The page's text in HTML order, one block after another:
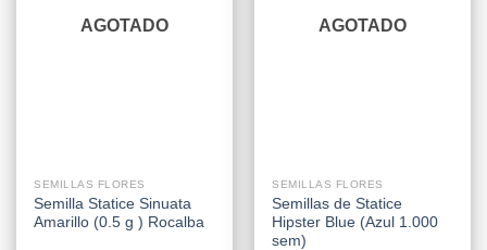
AGOTADO
SEMILLAS FLORES
Semilla Statice Sinuata
Amarillo (0.5 g ) Rocalba
AGOTADO
SEMILLAS FLORES
Semillas de Statice
Hipster Blue (Azul 1.000
sem)